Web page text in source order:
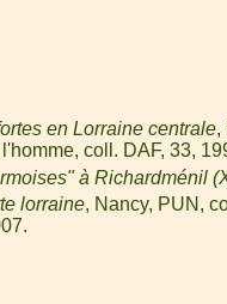
en Lorraine centrale,
coll. DAF, 33,
à Richardménil
lorraine, Nancy, PUN,